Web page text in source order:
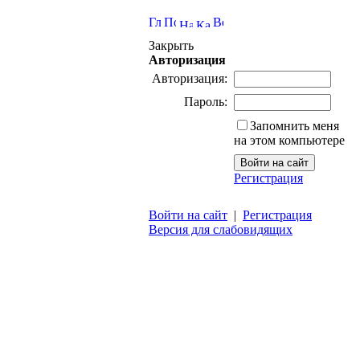
Закрыть
Авторизация
Авторизация:
Пароль:
Запомнить меня
на этом компьютере
Регистрация
Войти на сайт | Регистрация
Версия для слабовидящих